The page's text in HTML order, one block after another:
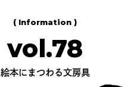
( Information )
vol.78
絵本にまつわる文房具